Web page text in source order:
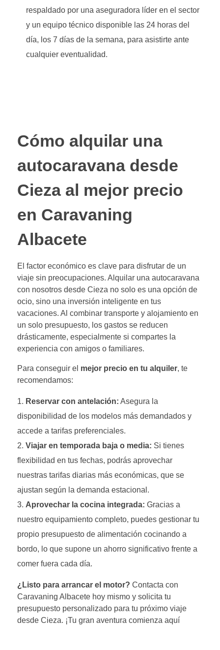
respaldado por una aseguradora líder en el sector
y un equipo técnico disponible las 24 horas del
día, los 7 días de la semana, para asistirte ante
cualquier eventualidad.
Cómo alquilar una
autocaravana desde
Cieza al mejor precio
en Caravaning
Albacete
El factor económico es clave para disfrutar de un
viaje sin preocupaciones. Alquilar una autocaravana
con nosotros desde Cieza no solo es una opción de
ocio, sino una inversión inteligente en tus
vacaciones. Al combinar transporte y alojamiento en
un solo presupuesto, los gastos se reducen
drásticamente, especialmente si compartes la
experiencia con amigos o familiares.
Para conseguir el mejor precio en tu alquiler, te
recomendamos:
Reservar con antelación: Asegura la
disponibilidad de los modelos más demandados y
accede a tarifas preferenciales.
Viajar en temporada baja o media: Si tienes
flexibilidad en tus fechas, podrás aprovechar
nuestras tarifas diarias más económicas, que se
ajustan según la demanda estacional.
Aprovechar la cocina integrada: Gracias a
nuestro equipamiento completo, puedes gestionar tu
propio presupuesto de alimentación cocinando a
bordo, lo que supone un ahorro significativo frente a
comer fuera cada día.
¿Listo para arrancar el motor? Contacta con
Caravaning Albacete hoy mismo y solicita tu
presupuesto personalizado para tu próximo viaje
desde Cieza. ¡Tu gran aventura comienza aquí